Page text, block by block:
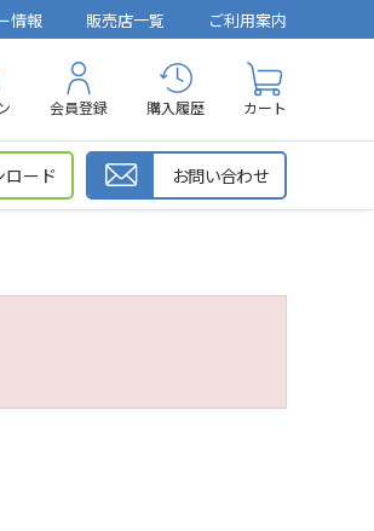
情報 販売店一覧 ご利用案内
会員登録 購入履歴 カート
ード お問い合わせ